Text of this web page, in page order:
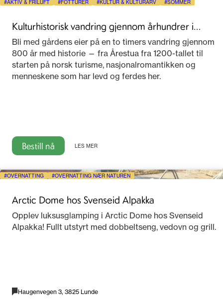
AKTIV & FRILUFT FOTTURER KULTUR & KULTURARV SOMMER
Kulturhistorisk vandring gjennom århundrer i
Telemark
Bli med gårdens eier på en to timers vandring gjennom
800 år med historie — fra Årestua fra 1200-tallet til
starten på norsk turisme, nasjonalromantikken og
menneskene som har levd og ferdes her.
Bestill nå LES MER
OVERNATTING OVERNATTING NÆR NATUREN
Arctic Dome hos Svenseid Alpakka
Opplev luksusglamping i Arctic Dome hos Svenseid
Alpakka! Fullt utstyrt med dobbeltseng, vedovn og grill.
Haugenvegen 3, 3825 Lunde